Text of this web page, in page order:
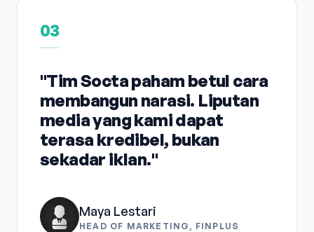
03
"Tim Socta paham betul cara
membangun narasi. Liputan
media yang kami dapat
terasa kredibel, bukan
sekadar iklan."
Maya Lestari
HEAD OF MARKETING, FINPLUS